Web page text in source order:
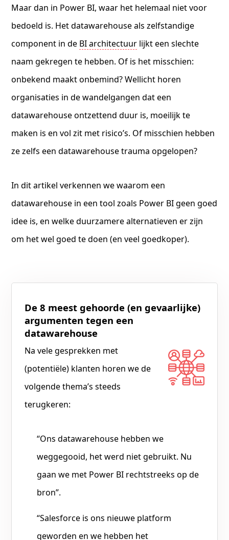
Maar dan in Power BI, waar het helemaal niet voor
bedoeld is. Het datawarehouse als zelfstandige
component in de BI architectuur lijkt een slechte
naam gekregen te hebben. Of is het misschien:
onbekend maakt onbemind? Wellicht horen
organisaties in de wandelgangen dat een
datawarehouse ontzettend duur is, moeilijk te
maken is en vol zit met risico’s. Of misschien hebben
ze zelfs een datawarehouse trauma opgelopen?
In dit artikel verkennen we waarom een
datawarehouse in een tool zoals Power BI geen goed
idee is, en welke duurzamere alternatieven er zijn
om het wel goed te doen (en veel goedkoper).
De 8 meest gehoorde (en gevaarlijke)
argumenten tegen een
datawarehouse
Na vele gesprekken met
(potentiële) klanten horen we de
volgende thema’s steeds
terugkeren:
“Ons datawarehouse hebben we
weggegooid, het werd niet gebruikt. Nu
gaan we met Power BI rechtstreeks op de
bron”.
“Salesforce is ons nieuwe platform
geworden en we hebben het